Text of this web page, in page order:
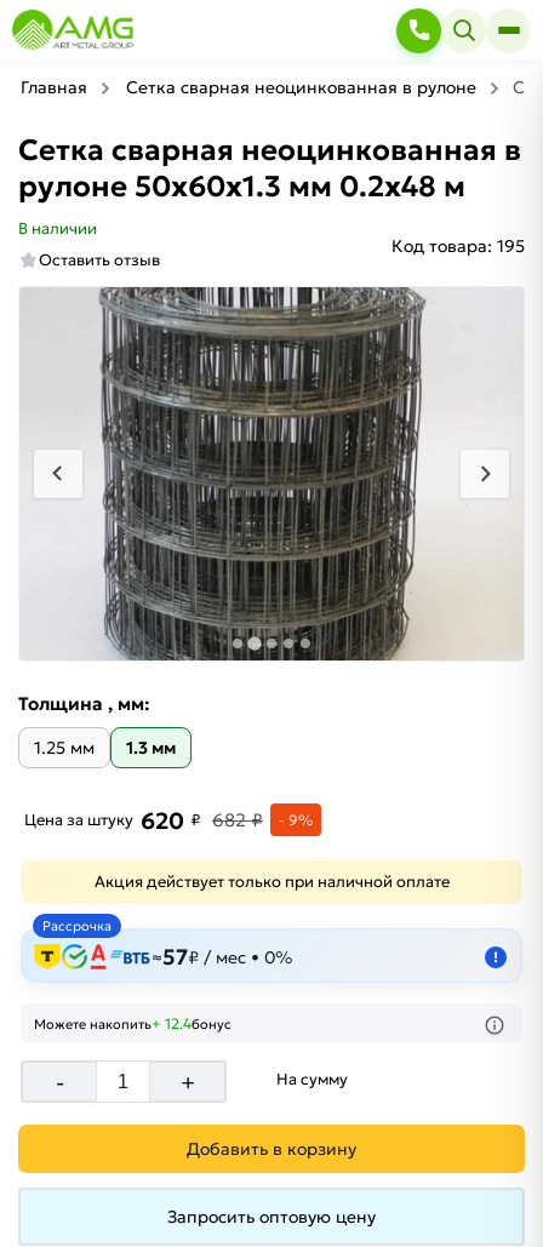
Главная Сетка сварная неоцинкованная в рулоне
Сетка сварная неоцинкованная в
рулоне 50х60х1.3 мм 0.2х48 м
В наличии
Оставить отзыв
Код товара: 195
Толщина , мм:
1.25 мм 1.3 мм
Цена за штуку 620 ₽ 682 ₽ - 9%
Акция действует только при наличной оплате
Рассрочка
≈57₽ / мес • 0% !
Можете накопить+ 12.4бонус
- + На сумму
Добавить в корзину
Запросить оптовую цену